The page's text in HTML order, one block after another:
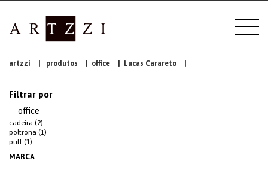
artzzi produtos office Lucas Carareto
Filtrar por
office
cadeira (2)
poltrona (1)
puff (1)
MARCA